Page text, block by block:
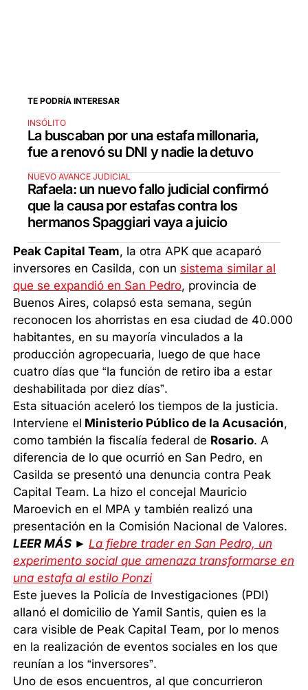
TE PODRÍA INTERESAR
INSÓLITO
La buscaban por una estafa millonaria,
fue a renovó su DNI y nadie la detuvo
NUEVO AVANCE JUDICIAL
Rafaela: un nuevo fallo judicial confirmó
que la causa por estafas contra los
hermanos Spaggiari vaya a juicio
Peak Capital Team, la otra APK que acaparó
inversores en Casilda, con un sistema similar al
que se expandió en San Pedro, provincia de
Buenos Aires, colapsó esta semana, según
reconocen los ahorristas en esa ciudad de 40.000
habitantes, en su mayoría vinculados a la
producción agropecuaria, luego de que hace
cuatro días que “la función de retiro iba a estar
deshabilitada por diez días”.
Esta situación aceleró los tiempos de la justicia.
Interviene el Ministerio Público de la Acusación,
como también la fiscalía federal de Rosario. A
diferencia de lo que ocurrió en San Pedro, en
Casilda se presentó una denuncia contra Peak
Capital Team. La hizo el concejal Mauricio
Maroevich en el MPA y también realizó una
presentación en la Comisión Nacional de Valores.
LEER MÁS ► La fiebre trader en San Pedro, un
experimento social que amenaza transformarse en
una estafa al estilo Ponzi
Este jueves la Policía de Investigaciones (PDI)
allanó el domicilio de Yamil Santis, quien es la
cara visible de Peak Capital Team, por lo menos
en la realización de eventos sociales en los que
reunían a los “inversores”.
Uno de esos encuentros, al que concurrieron